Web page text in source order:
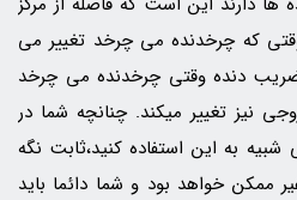
که چرخدنده می چرخد تغییر می
دنده وقتی چرخدنده می چرخد
نیز تغییر میکند. چنانچه شما در
به این استفاده کنید،ثابت نگه
ممکن خواهد بود و شما دائما باید